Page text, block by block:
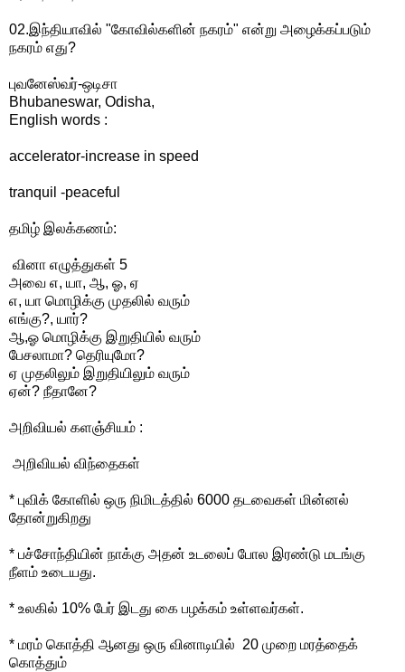
02.இந்தியாவில் "கோவில்களின் நகரம்" என்று அழைக்கப்படும்
நகரம் எது?
புவனேஸ்வர்-ஒடிசா
Bhubaneswar, Odisha,
English words :
accelerator-increase in speed
tranquil -peaceful
தமிழ் இலக்கணம்:
வினா எழுத்துகள் 5
அவை எ, யா, ஆ, ஓ, ஏ
எ, யா மொழிக்கு முதலில் வரும்
எங்கு?, யார்?
ஆ,ஓ மொழிக்கு இறுதியில் வரும்
பேசலாமா? தெரியுமோ?
ஏ முதலிலும் இறுதியிலும் வரும்
ஏன்? நீதானே?
அறிவியல் களஞ்சியம் :
அறிவியல் விந்தைகள்
* புவிக் கோளில் ஒரு நிமிடத்தில் 6000 தடவைகள் மின்னல்
தோன்றுகிறது
* பச்சோந்தியின் நாக்கு அதன் உடலைப் போல இரண்டு மடங்கு
நீளம் உடையது.
* உலகில் 10% பேர் இடது கை பழக்கம் உள்ளவர்கள்.
* மரம் கொத்தி ஆனது ஒரு வினாடியில் 20 முறை மரத்தைக்
கொத்தும்